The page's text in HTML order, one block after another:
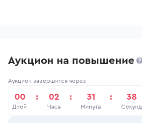
Аукцион на повышение
Аукцион завершится через
00
Дней
: 02
Часа
: 31
Минута
: 37
Секунд